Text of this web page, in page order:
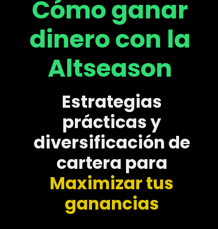
Cómo ganar
dinero con la
Altseason
Estrategias
prácticas y
diversificación de
cartera para
Maximizar tus
ganancias